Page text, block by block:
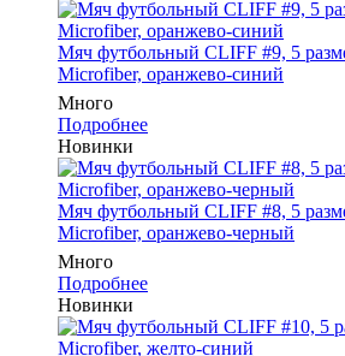
Мяч футбольный CLIFF #9, 5
Microfiber, оранжево-синий
Много
Подробнее
Новинки
Мяч футбольный CLIFF #8, 5
Microfiber, оранжево-черный
Много
Подробнее
Новинки